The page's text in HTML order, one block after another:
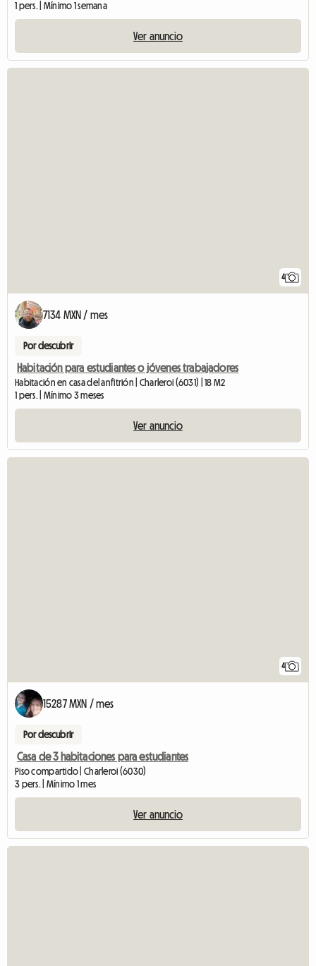
1 pers. | Mínimo 1 semana
Ver anuncio
4
7134 MXN / mes
Por descubrir
Habitación para estudiantes o jóvenes trabajadores
Habitación en casa del anfitrión | Charleroi (6031) | 18 M2
1 pers. | Mínimo 3 meses
Ver anuncio
4
15287 MXN / mes
Por descubrir
Casa de 3 habitaciones para estudiantes
Piso compartido | Charleroi (6030)
3 pers. | Mínimo 1 mes
Ver anuncio